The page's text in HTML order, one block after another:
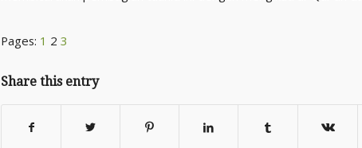
Pages: 1 2 3
Share this entry